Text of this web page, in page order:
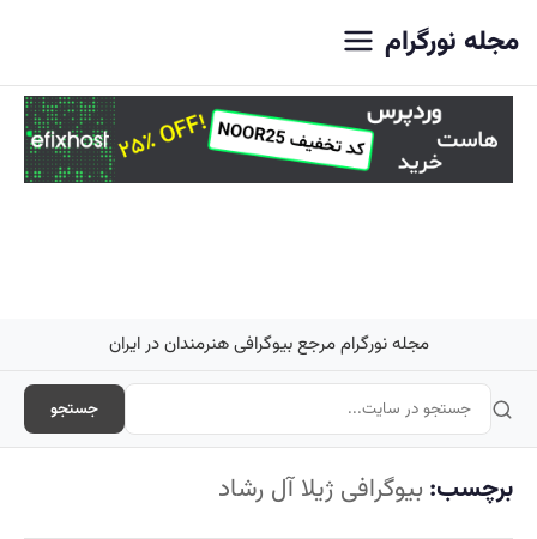
مجله نورگرام
مجله نورگرام مرجع بیوگرافی هنرمندان در ایران
جستجو
برچسب: بیوگرافی ژیلا آل رشاد